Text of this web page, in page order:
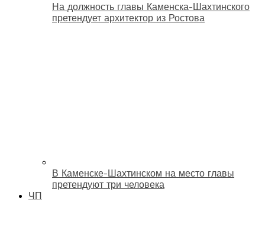
На должность главы Каменска-Шахтинского
претендует архитектор из Ростова
В Каменске-Шахтинском на место главы
претендуют три человека
ЧП